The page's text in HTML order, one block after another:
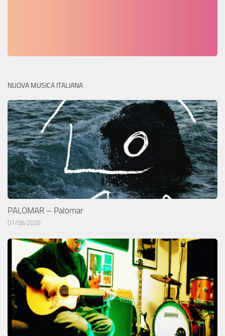
NUOVA MUSICA ITALIANA
PALOMAR – Palomar
07/08/2026